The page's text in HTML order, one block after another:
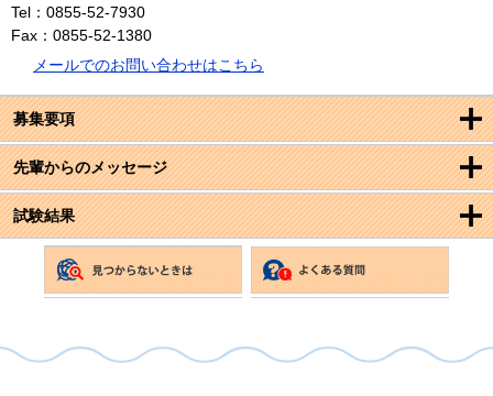
募集要項
先輩からのメッセージ
試験結果
Tel：0855-52-7930
Fax：0855-52-1380
メールでのお問い合わせはこちら